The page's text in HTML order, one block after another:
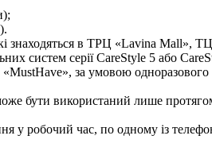
знаходяться в ТРЦ «Lavina Mall»,
систем серії CareStyle 5 або
за умовою
бути використаний лише
у робочий час, по одному із